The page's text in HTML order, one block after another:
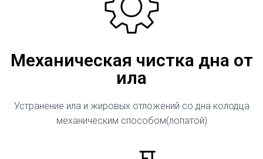
Механическая чистка дна от
ила
Устранение ила и жировых отложений со дна колодца
механическим способом(лопатой)